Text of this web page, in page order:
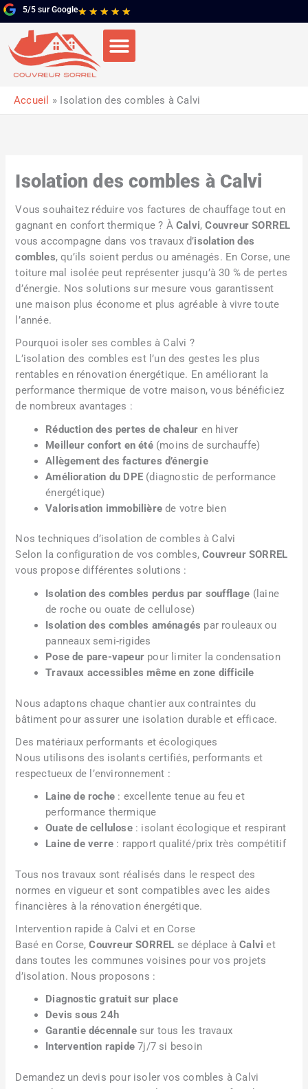
Aller
au
contenu
5/5 sur Google★ ★ ★ ★ ★Noté
5
5
Accueil Isolation des combles à Calvi
Isolation des combles à Calvi
Vous souhaitez réduire vos factures de chauffage tout en
gagnant en confort thermique ? ÀCalvi,Couvreur SORREL
vous accompagne dans vos travaux d’isolation des
combles, qu’ils soient perdus ou aménagés. En Corse, une
toiture mal isolée peut représenter jusqu’à 30 % de pertes
d’énergie. Nos solutions sur mesure vous garantissent
une maison plus économe et plus agréable à vivre toute
l’année.
Pourquoi isoler ses combles à Calvi ?
L’isolation des combles est l’un des gestes les plus
rentables en rénovation énergétique. En améliorant la
performance thermique de votre maison, vous bénéficiez
de nombreux avantages :
Réduction des pertes de chaleur en hiver
Meilleur confort en été(moins de surchauffe)
Allègement des factures d’énergie
Amélioration du DPE (diagnostic de performance
énergétique)
Valorisation immobilière de votre bien
Nos techniques d’isolation de combles à Calvi
Selon la configuration de vos combles,Couvreur SORREL
vous propose différentes solutions :
Isolation des combles perdus par soufflage (laine
de roche ou ouate de cellulose)
Isolation des combles aménagés par rouleaux ou
panneaux semi-rigides
Pose de pare-vapeur pour limiter la condensation
Travaux accessibles même en zone difficile
Nous adaptons chaque chantier aux contraintes du
bâtiment pour assurer une isolation durable et efficace.
Des matériaux performants et écologiques
Nous utilisons des isolants certifiés, performants et
respectueux de l’environnement :
Laine de roche : excellente tenue au feu et
performance thermique
Ouate de cellulose: isolant écologique et respirant
Laine de verre : rapport qualité/prix très compétitif
Tous nos travaux sont réalisés dans le respect des
normes en vigueur et sont compatibles avec les aides
financières à la rénovation énergétique.
Intervention rapide à Calvi et en Corse
Basé en Corse,Couvreur SORREL se déplace àCalvi et
dans toutes les communes voisines pour vos projets
d’isolation. Nous proposons :
Diagnostic gratuit sur place
Devis sous 24h
Garantie décennalesur tous les travaux
Intervention rapide 7j/7 si besoin
Demandez un devis pour isoler vos combles à Calvi